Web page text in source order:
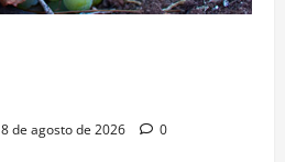
8 de agosto de 2026 0